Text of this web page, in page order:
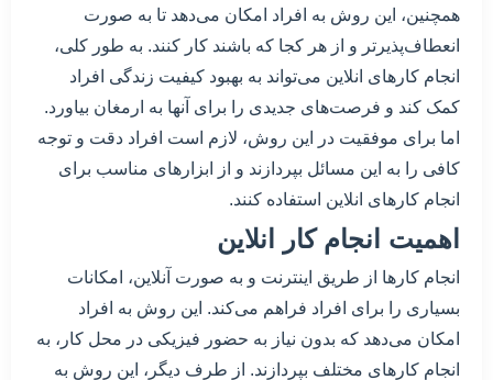
همچنین، این روش به افراد امکان می‌دهد تا به صورت
انعطاف‌پذیرتر و از هر کجا که باشند کار کنند. به طور کلی،
انجام کارهای انلاین می‌تواند به بهبود کیفیت زندگی افراد
کمک کند و فرصت‌های جدیدی را برای آنها به ارمغان بیاورد.
اما برای موفقیت در این روش، لازم است افراد دقت و توجه
کافی را به این مسائل بپردازند و از ابزارهای مناسب برای
انجام کارهای انلاین استفاده کنند.
اهمیت انجام کار انلاین
انجام کارها از طریق اینترنت و به صورت آنلاین، امکانات
بسیاری را برای افراد فراهم می‌کند. این روش به افراد
امکان می‌دهد که بدون نیاز به حضور فیزیکی در محل کار، به
انجام کارهای مختلف بپردازند. از طرف دیگر، این روش به